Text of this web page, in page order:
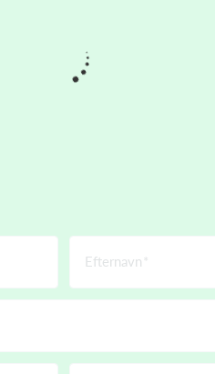
Efternavn